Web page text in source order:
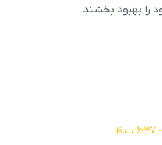
را بهبود بخشند.